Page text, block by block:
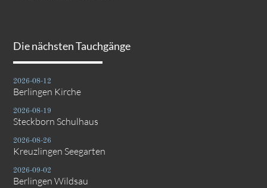
Die nächsten Tauchgänge
2026-08-12
Berlingen Kirche
2026-08-19
Steckborn Schulhaus
2026-08-26
Kreuzlingen Seegarten
2026-09-02
Berlingen Wildsau